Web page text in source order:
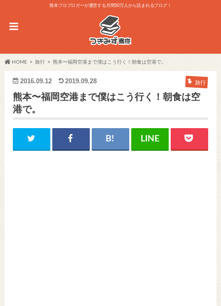
熊本プロブロガーが運営する月間30万人から読まれるブログ！
HOME 旅行 熊本〜福岡空港まで僕はこう行く！朝食は空港で。
2016.09.12 2019.09.28 旅行
熊本〜福岡空港まで僕はこう行く！朝食は空
港で。